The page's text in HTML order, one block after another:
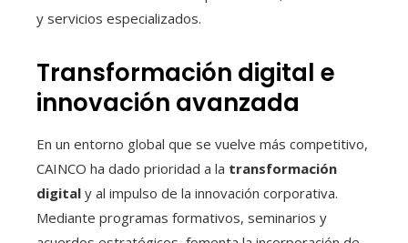
y servicios especializados.
Transformación digital e
innovación avanzada
En un entorno global que se vuelve más competitivo,
CAINCO ha dado prioridad a la transformación
digital y al impulso de la innovación corporativa.
Mediante programas formativos, seminarios y